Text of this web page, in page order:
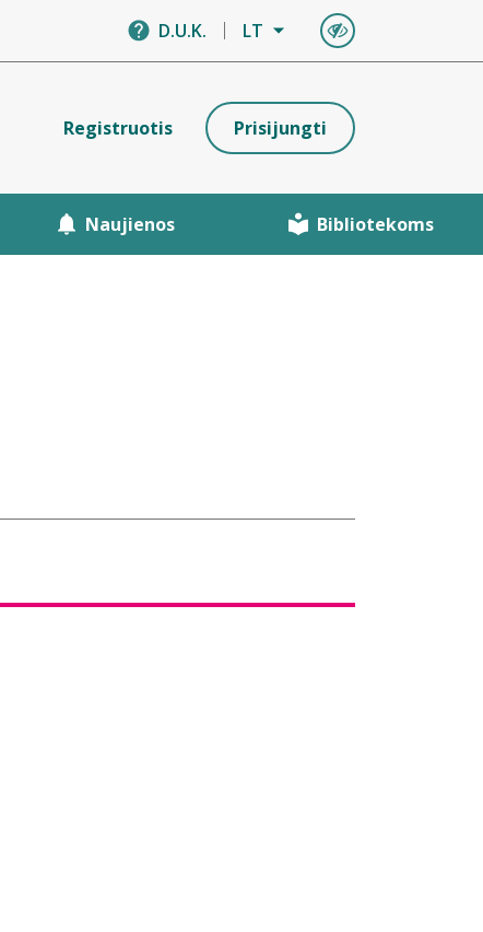
D.U.K. LT
Registruotis Prisijungti
Naujienos Bibliotekoms